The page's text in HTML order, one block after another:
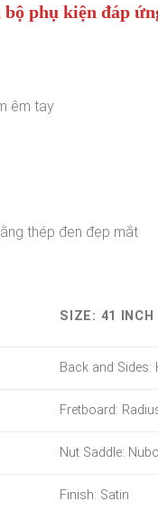
phụ kiện đáp
êm tay
thép đen đẹp mắt
SIZE: 41 INCH
Back and Sides:
Fretboard:
Nut Saddle:
Finish: Satin